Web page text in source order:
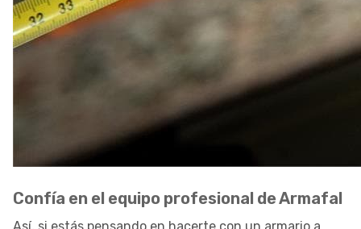
Confía en el equipo profesional de Armafal